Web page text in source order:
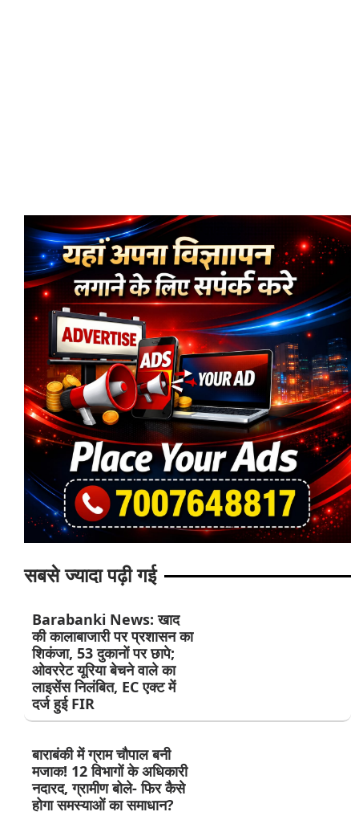
सबसे ज्यादा पढ़ी गई
Barabanki News: खाद
की कालाबाजारी पर प्रशासन का
शिकंजा, 53 दुकानों पर छापे;
ओवररेट यूरिया बेचने वाले का
लाइसेंस निलंबित, EC एक्ट में
दर्ज हुई FIR
बाराबंकी में ग्राम चौपाल बनी
मजाक! 12 विभागों के अधिकारी
नदारद, ग्रामीण बोले- फिर कैसे
होगा समस्याओं का समाधान?